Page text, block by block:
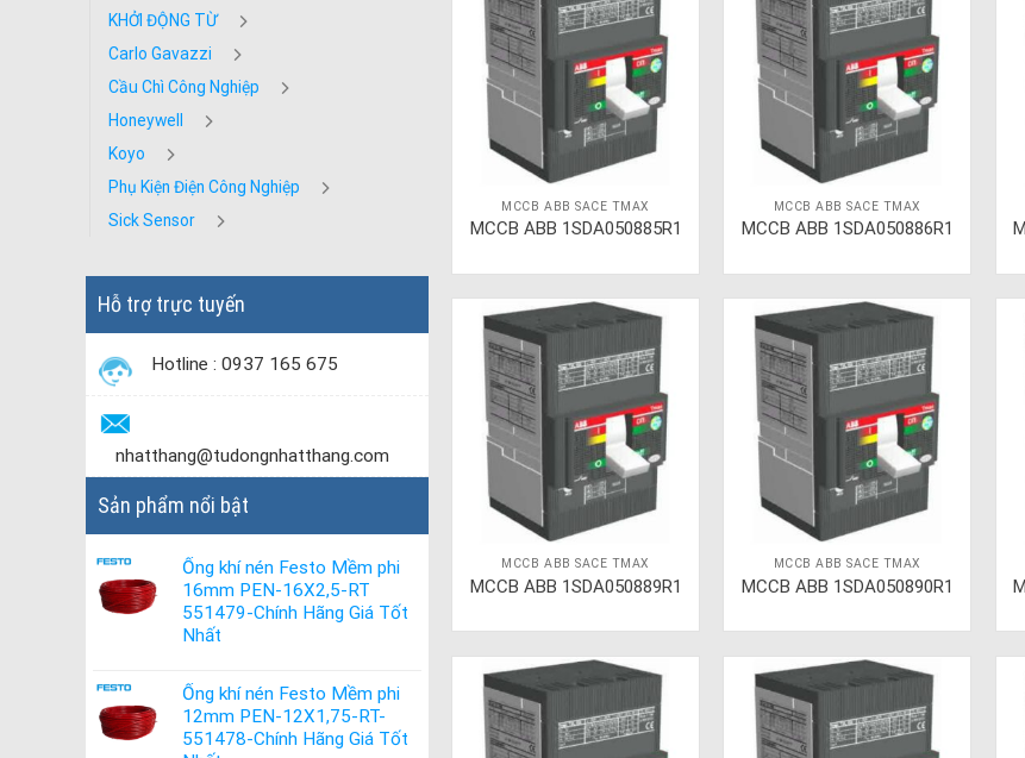
KHỞI ĐỘNG TỪ
Carlo Gavazzi
Cầu Chì Công Nghiệp
Honeywell
Koyo
Phụ Kiện Điện Công Nghiệp
Sick Sensor
Hỗ trợ trực tuyến
Hotline : 0937 165 675
nhatthang@tudongnhatthang.com
Sản phẩm nổi bật
Ống khí nén Festo Mềm phi
16mm PEN-16X2,5-RT
551479-Chính Hãng Giá Tốt
Nhất
Ống khí nén Festo Mềm phi
12mm PEN-12X1,75-RT-
551478-Chính Hãng Giá Tốt
MCCB ABB SACE TMAX
MCCB ABB 1SDA050885R1
MCCB ABB SACE TMAX
MCCB ABB 1SDA050886R1
MCCB ABB SACE TMAX
MCCB ABB 1SDA050889R1
MCCB ABB SACE TMAX
MCCB ABB 1SDA050890R1